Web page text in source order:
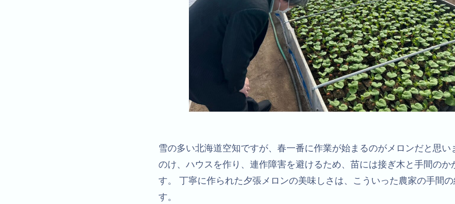
雪の多い北海道空知ですが、春一番に作業が始まるのがメロンだと思い
のけ、ハウスを作り、連作障害を避けるため、苗には接ぎ木と手間のか
す。 丁寧に作られた夕張メロンの美味しさは、こういった農家の手間
す。